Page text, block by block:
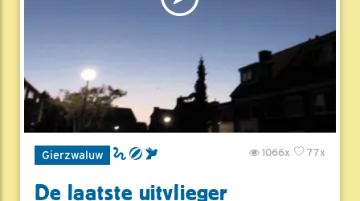
Gierzwaluw 77x
1066x
De laatste uitvlieger